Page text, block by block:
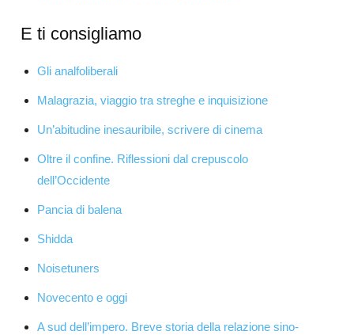
E ti consigliamo
Gli analfoliberali
Malagrazia, viaggio tra streghe e inquisizione
Un’abitudine inesauribile, scrivere di cinema
Oltre il confine. Riflessioni dal crepuscolo
dell’Occidente
Pancia di balena
Shidda
Noisetuners
Novecento e oggi
A sud dell’impero. Breve storia della relazione sino-